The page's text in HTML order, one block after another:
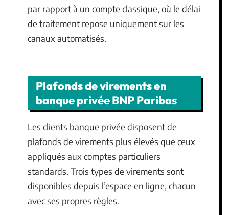
par rapport à un compte classique, où le délai
de traitement repose uniquement sur les
canaux automatisés.
Plafonds de virements en
banque privée BNP Paribas
Les clients banque privée disposent de
plafonds de virements plus élevés que ceux
appliqués aux comptes particuliers
standards. Trois types de virements sont
disponibles depuis l’espace en ligne, chacun
avec ses propres règles.